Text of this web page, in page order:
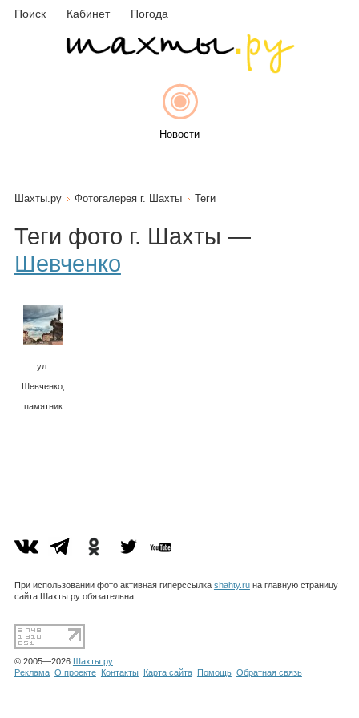
Поиск Кабинет Погода
Новости
Гороскоп
Карты
Фотогалерея
Шахты.ру Фотогалерея г. Шахты Теги
Теги фото г. Шахты —
Шевченко
ул.
Шевченко,
памятник
При использовании фото активная гиперссылка shahty.ruна главную страницу
сайта Шахты.ру обязательна.
© 2005—2026 Шахты.ру
Реклама О проекте Контакты Карта сайта Помощь Обратная связь